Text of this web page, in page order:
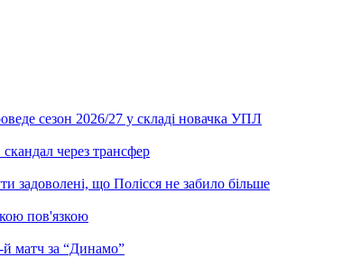
сезон 2026/27 у складі новачка УПЛ
через трансфер
задоволені, що Полісся не забило більше
пов'язкою
й матч за “Динамо”